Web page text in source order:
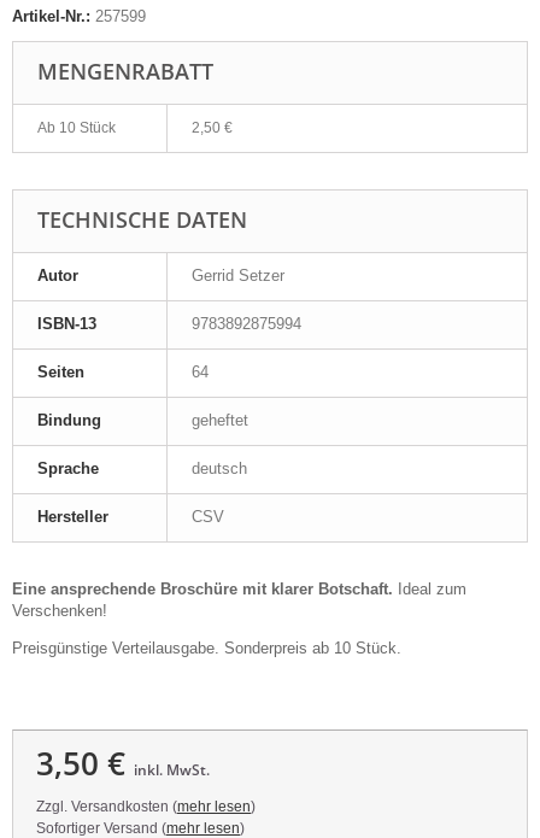
Artikel-Nr.: 257599
MENGENRABATT
Ab 10 Stück 2,50 €
TECHNISCHE DATEN
Autor Gerrid Setzer
ISBN-13 9783892875994
Seiten 64
Bindung geheftet
Sprache deutsch
Hersteller CSV
Eine ansprechende Broschüre mit klarer Botschaft. Ideal zum
Verschenken!
Preisgünstige Verteilausgabe. Sonderpreis ab 10 Stück.
3,50 € inkl. MwSt.
Zzgl. Versandkosten (mehr lesen)
Sofortiger Versand (mehr lesen)